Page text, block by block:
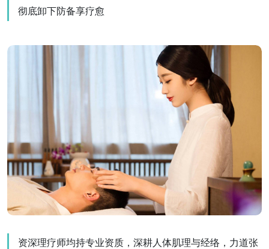
彻底卸下防备享疗愈
资深理疗师均持专业资质，深耕人体肌理与经络，力道张